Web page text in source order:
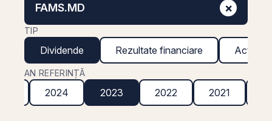
FAMS.MD ×
TIP
Dividende Rezultate financiare Acțiuni
AN REFERINȚĂ
2024 2023 2022 2021